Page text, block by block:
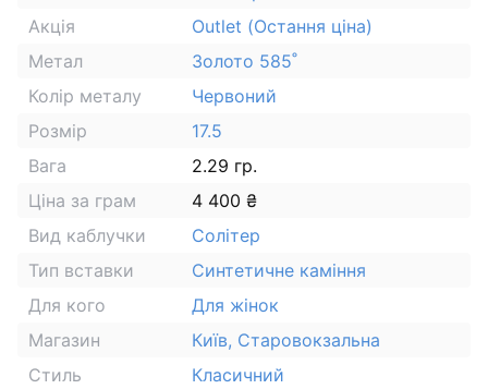
Акція
Outlet (Остання ціна)
Метал
Золото 585˚
Колір металу
Червоний
Розмір
17.5
Вага
2.29 гр.
Ціна за грам
4 400 ₴
Вид каблучки
Солітер
Тип вставки
Синтетичне каміння
Для кого
Для жінок
Магазин
Київ, Старовокзальна
Стиль
Класичний